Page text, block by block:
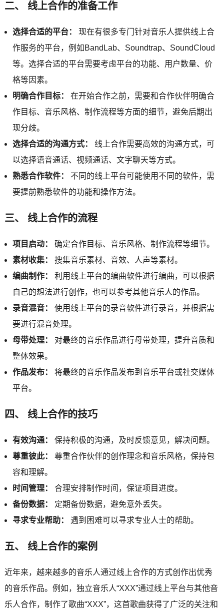
二、 线上合作的准备工作
选择合适的平台：
现在有很多专门针对音乐人提供线上合
作服务的平台，例如BandLab、Soundtrap、SoundCloud
等。选择合适的平台需要考虑平台的功能、用户数量、价
格等因素。
明确合作目标：
在开始合作之前，需要和合作伙伴明确合
作目标、音乐风格、制作流程等方面的细节，避免后期出
现分歧。
选择合适的沟通方式：
线上合作需要高效的沟通方式，可
以选择语音通话、视频通话、文字聊天等方式。
熟悉合作软件：
不同的线上平台可能使用不同的软件，需
要提前熟悉软件的功能和操作方法。
三、 线上合作的流程
项目启动：
确定合作目标、音乐风格、制作流程等细节。
素材收集：
搜集音乐素材、音效、人声等素材。
编曲制作：
利用线上平台的编曲软件进行编曲，可以根据
自己的想法进行创作，也可以参考其他音乐人的作品。
录音混音：
使用线上平台的录音软件进行录音，并根据需
要进行混音处理。
母带处理：
对最终的音乐作品进行母带处理，提升音质和
整体效果。
作品发布：
将最终的音乐作品发布到音乐平台或社交媒体
平台。
四、 线上合作的技巧
有效沟通：
保持积极的沟通，及时反馈意见，解决问题。
尊重彼此：
尊重合作伙伴的创作理念和音乐风格，保持包
容和理解。
时间管理：
合理安排制作时间，保证项目进度。
备份数据：
定期备份数据，避免意外丢失。
寻求专业帮助：
遇到困难可以寻求专业人士的帮助。
五、 线上合作的案例
近年来，越来越多的音乐人通过线上合作的方式创作出优秀
的音乐作品。例如，独立音乐人“XXX”通过线上平台与其他音
乐人合作，制作了歌曲“XXX”，这首歌曲获得了广泛的关注和